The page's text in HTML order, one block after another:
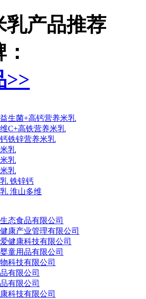
乳产品推荐
>>
生菌+高钙营养米乳
C+高铁营养米乳
铁锌营养米乳
乳
乳
乳
铁锌钙
淮山多维
态食品有限公司
康产业管理有限公司
健康科技有限公司
童用品有限公司
科技有限公司
有限公司
有限公司
科技有限公司